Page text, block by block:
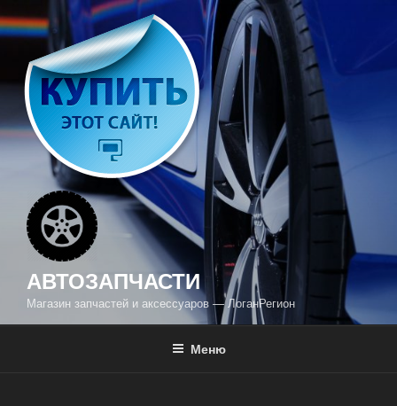
к
содержимому
АВТОЗАПЧАСТИ
Магазин запчастей и аксессуаров — ЛоганРегион
Меню